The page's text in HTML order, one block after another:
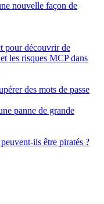
nouvelle façon de
pour découvrir de
les risques MCP dans
des mots de passe
panne de grande
ils être piratés ?